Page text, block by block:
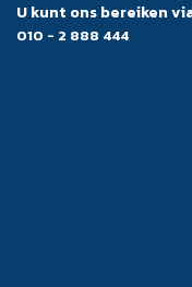
U kunt ons bereiken
010 - 2 888 444